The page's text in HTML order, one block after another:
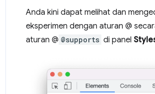
Anda kini dapat melihat dan
eksperimen dengan aturan @
aturan @ @supports di panel